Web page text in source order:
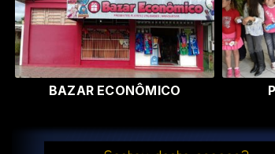
BAZAR ECONÔMICO